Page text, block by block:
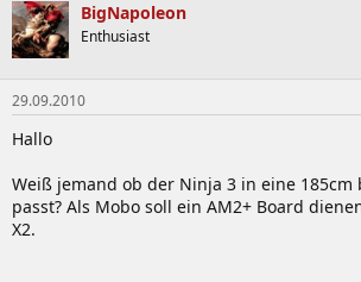
BigNapoleon
Enthusiast
29.09.2010
Hallo
Weiß jemand ob der Ninja 3 in eine 185cm
passt? Als Mobo soll ein AM2+ Board
X2.